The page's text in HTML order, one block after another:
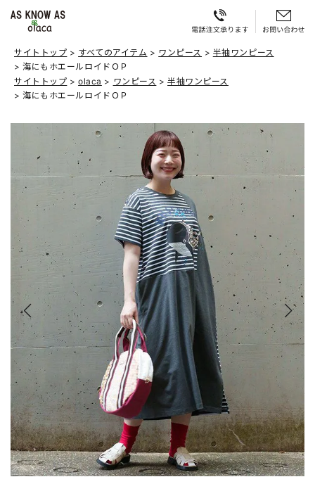
サイトトップ すべてのアイテム ワンピース
半袖ワンピース
海にもホエールロイドＯＰ
サイトトップ
olaca ワンピース
半袖ワンピース
海にもホエールロイドＯＰ